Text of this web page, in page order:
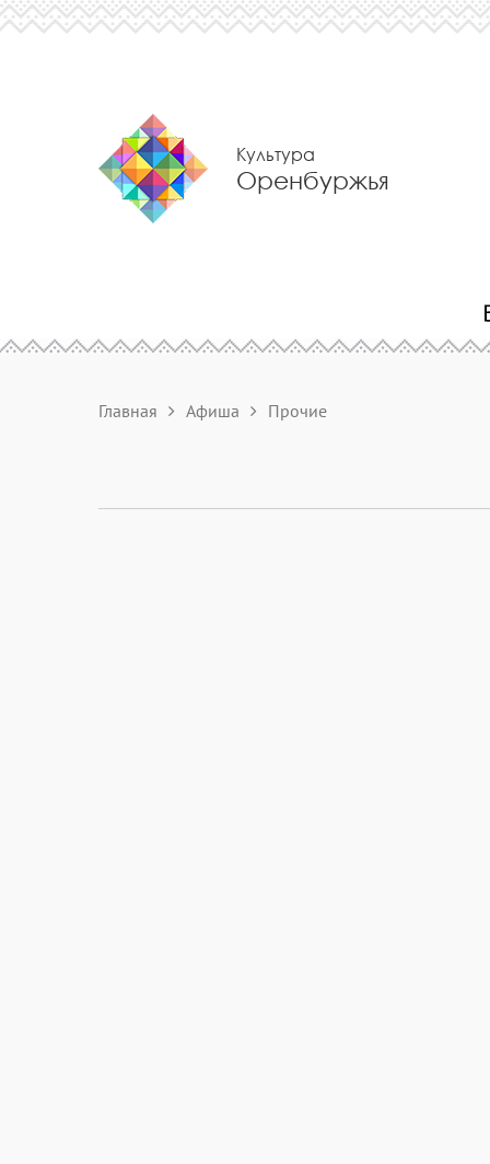
Культура
Оренбуржья
Главная Афиша Прочие